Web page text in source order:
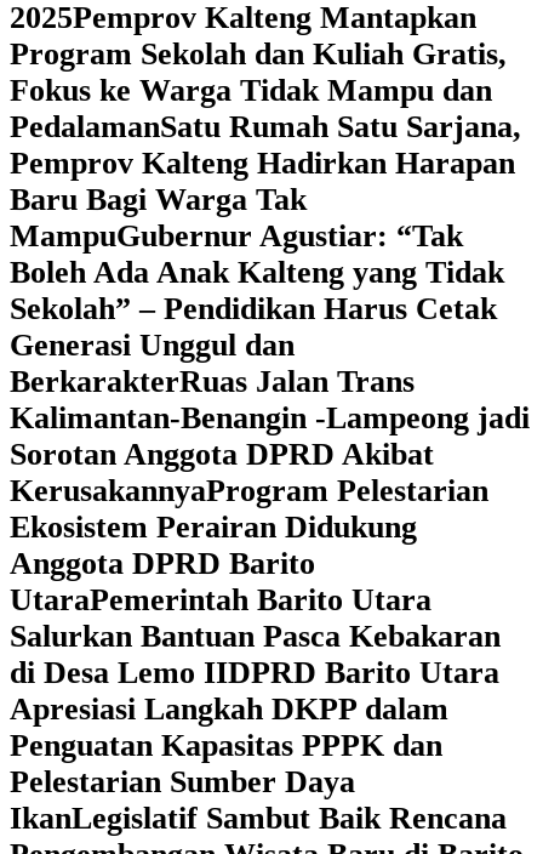
2025‎Pemprov Kalteng Mantapkan
Program Sekolah dan Kuliah Gratis,
Fokus ke Warga Tidak Mampu dan
Pedalaman‎Satu Rumah Satu Sarjana,
Pemprov Kalteng Hadirkan Harapan
Baru Bagi Warga Tak
Mampu‎Gubernur Agustiar: “Tak
Boleh Ada Anak Kalteng yang Tidak
Sekolah” – Pendidikan Harus Cetak
Generasi Unggul dan
BerkarakterRuas Jalan Trans
Kalimantan-Benangin -Lampeong jadi
Sorotan Anggota DPRD Akibat
KerusakannyaProgram Pelestarian
Ekosistem Perairan Didukung
Anggota DPRD Barito
UtaraPemerintah Barito Utara
Salurkan Bantuan Pasca Kebakaran
di Desa Lemo IIDPRD Barito Utara
Apresiasi Langkah DKPP dalam
Penguatan Kapasitas PPPK dan
Pelestarian Sumber Daya
IkanLegislatif Sambut Baik Rencana